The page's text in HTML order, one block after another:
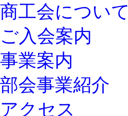
商工会について
ご入会案内
事業案内
部会事業紹介
アクセス